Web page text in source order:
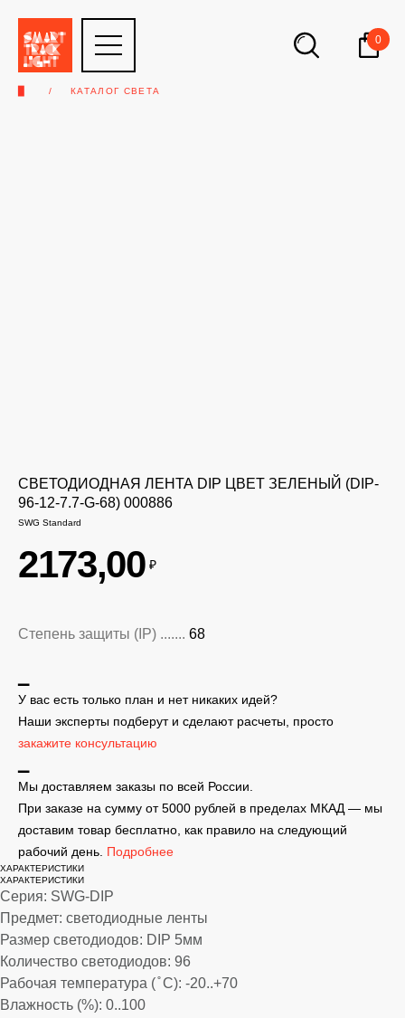
0
КАТАЛОГ СВЕТА
СВЕТОДИОДНАЯ ЛЕНТА DIP ЦВЕТ ЗЕЛЕНЫЙ (DIP-
96-12-7.7-G-68) 000886
SWG Standard
2173,00 ₽
Степень защиты (IP) ....... 68
У вас есть только план и нет никаких идей?
Наши эксперты подберут и сделают расчеты, просто
закажите консультацию
Мы доставляем заказы по всей России.
При заказе на сумму от 5000 рублей в пределах МКАД — мы
доставим товар бесплатно, как правило на следующий
рабочий день. Подробнее
ХАРАКТЕРИСТИКИ
ХАРАКТЕРИСТИКИ
Серия: SWG-DIP
Предмет: светодиодные ленты
Размер светодиодов: DIP 5мм
Количество светодиодов: 96
Рабочая температура ( ̊ С): -20..+70
Влажность (%): 0..100